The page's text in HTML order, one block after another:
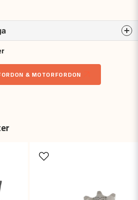
produkten...
fråga
& MOTORFORDON